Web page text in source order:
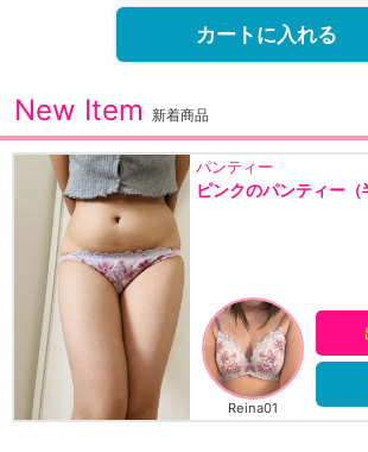
カートに入れる
New Item 新着商品
ティー 2026/08/09
クのパンティー（半年着用）
4,400円（税込）
Reina01
出品者をみる
商品をみる